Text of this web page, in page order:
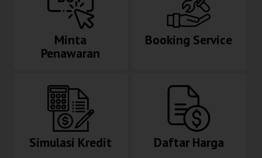
Minta
Penawaran
Booking Service
Simulasi Kredit Daftar Harga